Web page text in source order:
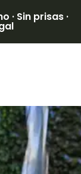
· Sin prisas ·